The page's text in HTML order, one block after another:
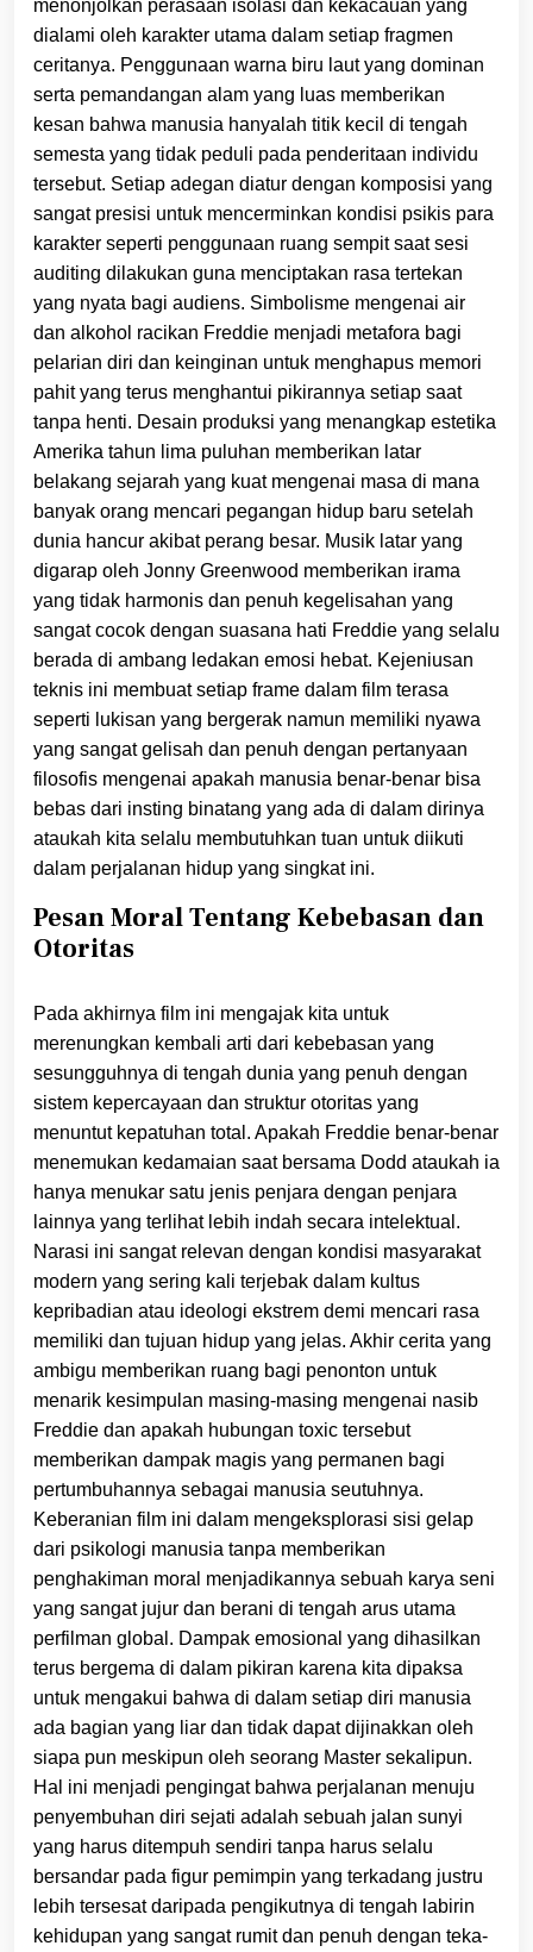
menonjolkan perasaan isolasi dan kekacauan yang
dialami oleh karakter utama dalam setiap fragmen
ceritanya. Penggunaan warna biru laut yang dominan
serta pemandangan alam yang luas memberikan
kesan bahwa manusia hanyalah titik kecil di tengah
semesta yang tidak peduli pada penderitaan individu
tersebut. Setiap adegan diatur dengan komposisi yang
sangat presisi untuk mencerminkan kondisi psikis para
karakter seperti penggunaan ruang sempit saat sesi
auditing dilakukan guna menciptakan rasa tertekan
yang nyata bagi audiens. Simbolisme mengenai air
dan alkohol racikan Freddie menjadi metafora bagi
pelarian diri dan keinginan untuk menghapus memori
pahit yang terus menghantui pikirannya setiap saat
tanpa henti. Desain produksi yang menangkap estetika
Amerika tahun lima puluhan memberikan latar
belakang sejarah yang kuat mengenai masa di mana
banyak orang mencari pegangan hidup baru setelah
dunia hancur akibat perang besar. Musik latar yang
digarap oleh Jonny Greenwood memberikan irama
yang tidak harmonis dan penuh kegelisahan yang
sangat cocok dengan suasana hati Freddie yang selalu
berada di ambang ledakan emosi hebat. Kejeniusan
teknis ini membuat setiap frame dalam film terasa
seperti lukisan yang bergerak namun memiliki nyawa
yang sangat gelisah dan penuh dengan pertanyaan
filosofis mengenai apakah manusia benar-benar bisa
bebas dari insting binatang yang ada di dalam dirinya
ataukah kita selalu membutuhkan tuan untuk diikuti
dalam perjalanan hidup yang singkat ini.
Pesan Moral Tentang Kebebasan dan
Otoritas
Pada akhirnya film ini mengajak kita untuk
merenungkan kembali arti dari kebebasan yang
sesungguhnya di tengah dunia yang penuh dengan
sistem kepercayaan dan struktur otoritas yang
menuntut kepatuhan total. Apakah Freddie benar-benar
menemukan kedamaian saat bersama Dodd ataukah ia
hanya menukar satu jenis penjara dengan penjara
lainnya yang terlihat lebih indah secara intelektual.
Narasi ini sangat relevan dengan kondisi masyarakat
modern yang sering kali terjebak dalam kultus
kepribadian atau ideologi ekstrem demi mencari rasa
memiliki dan tujuan hidup yang jelas. Akhir cerita yang
ambigu memberikan ruang bagi penonton untuk
menarik kesimpulan masing-masing mengenai nasib
Freddie dan apakah hubungan toxic tersebut
memberikan dampak magis yang permanen bagi
pertumbuhannya sebagai manusia seutuhnya.
Keberanian film ini dalam mengeksplorasi sisi gelap
dari psikologi manusia tanpa memberikan
penghakiman moral menjadikannya sebuah karya seni
yang sangat jujur dan berani di tengah arus utama
perfilman global. Dampak emosional yang dihasilkan
terus bergema di dalam pikiran karena kita dipaksa
untuk mengakui bahwa di dalam setiap diri manusia
ada bagian yang liar dan tidak dapat dijinakkan oleh
siapa pun meskipun oleh seorang Master sekalipun.
Hal ini menjadi pengingat bahwa perjalanan menuju
penyembuhan diri sejati adalah sebuah jalan sunyi
yang harus ditempuh sendiri tanpa harus selalu
bersandar pada figur pemimpin yang terkadang justru
lebih tersesat daripada pengikutnya di tengah labirin
kehidupan yang sangat rumit dan penuh dengan teka-